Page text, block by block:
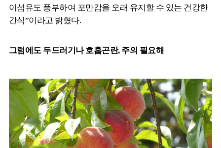
이섬유도 풍부하여 포만감을 오래 유지할 수 있는 건강한
간식”이라고 밝혔다.
그럼에도 두드러기나 호흡곤란, 주의 필요해